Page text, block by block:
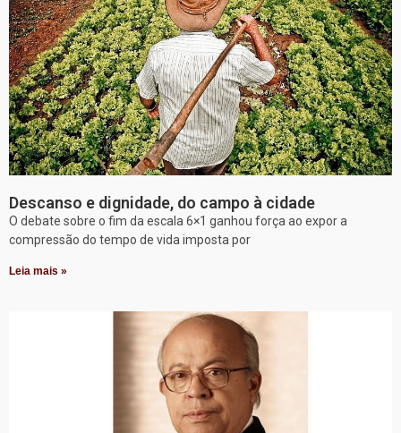
Descanso e dignidade, do campo à cidade
O debate sobre o fim da escala 6×1 ganhou força ao expor a
compressão do tempo de vida imposta por
Leia mais »